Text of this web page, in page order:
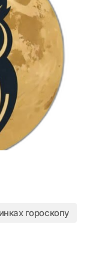
гороскопу